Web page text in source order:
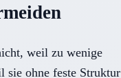
weil zu wenige
sie ohne feste Struktur